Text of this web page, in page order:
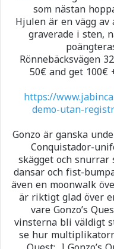
som nästan
Hjulen är en vägg
graverade i sten,
Rönnebäcksvägen
50€ and get
https://
demo-utan-
Gonzo är ganska
Conquistador-
skägget och
dansar och fist-
även en moonwalk
är riktigt glad över
vare Gonzo’s
vinsterna bli väldigt
se hur